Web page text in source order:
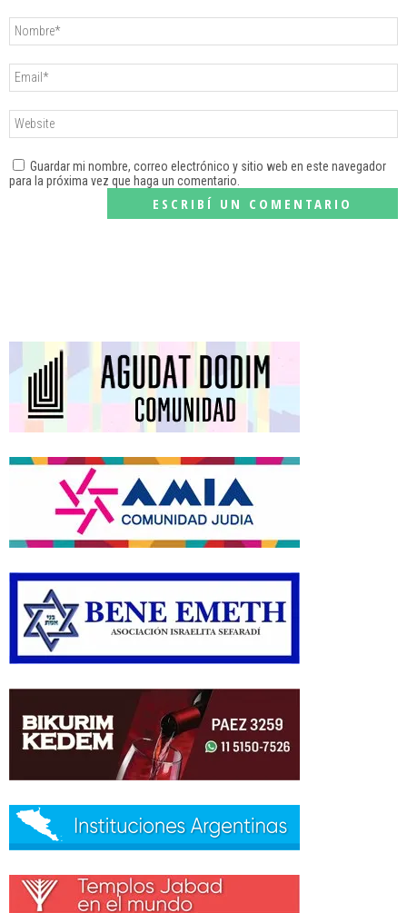
Guardar mi nombre, correo electrónico y sitio web en este navegador
para la próxima vez que haga un comentario.